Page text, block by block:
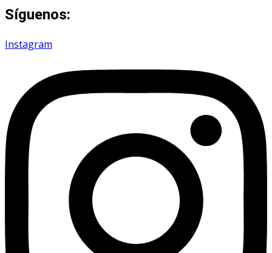
Síguenos:
Instagram